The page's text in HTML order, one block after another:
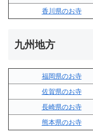
香川県のお寺
九州地方
福岡県のお寺
佐賀県のお寺
長崎県のお寺
熊本県のお寺